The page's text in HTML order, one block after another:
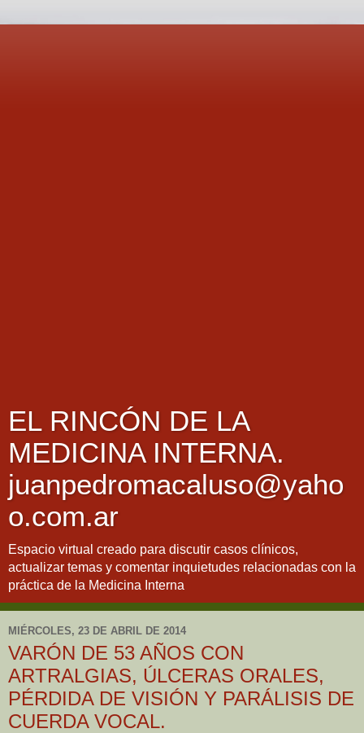
EL RINCÓN DE LA
MEDICINA INTERNA.
juanpedromacaluso@yaho
o.com.ar
Espacio virtual creado para discutir casos clínicos,
actualizar temas y comentar inquietudes relacionadas con la
práctica de la Medicina Interna
MIÉRCOLES, 23 DE ABRIL DE 2014
VARÓN DE 53 AÑOS CON
ARTRALGIAS, ÚLCERAS ORALES,
PÉRDIDA DE VISIÓN Y PARÁLISIS DE
CUERDA VOCAL.